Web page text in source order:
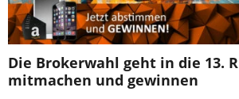
Die Brokerwahl geht in die 13.
mitmachen und gewinnen